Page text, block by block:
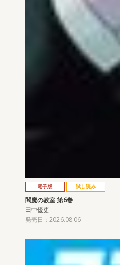
電子版 試し読み
閻魔の教室 第6巻
田中優吏
発売日：2026.08.06